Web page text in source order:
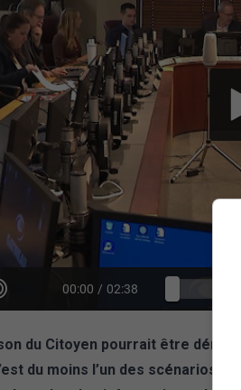
00:00 / 02:38
du Citoyen pourrait être
du moins l’un des scénarios